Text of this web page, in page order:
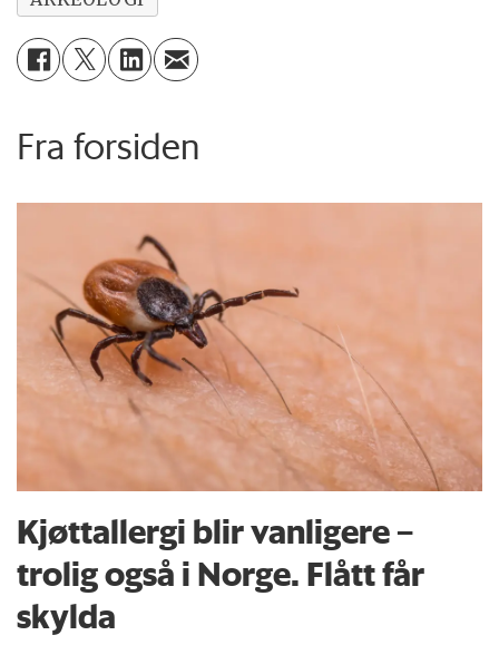
Fra forsiden
Kjøttallergi blir vanligere –
trolig også i Norge. Flått får
skylda